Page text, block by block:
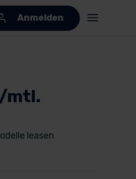
Anmelden
mtl.
leasen